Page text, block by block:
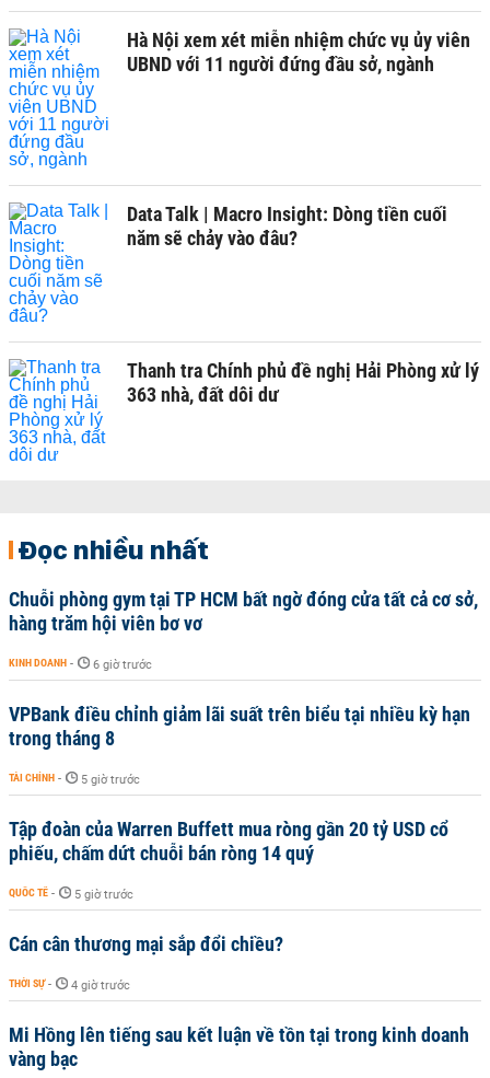
Hà Nội xem xét miễn nhiệm chức vụ ủy viên
UBND với 11 người đứng đầu sở, ngành
Data Talk | Macro Insight: Dòng tiền cuối
năm sẽ chảy vào đâu?
Thanh tra Chính phủ đề nghị Hải Phòng xử lý
363 nhà, đất dôi dư
Đọc nhiều nhất
Chuỗi phòng gym tại TP HCM bất ngờ đóng cửa tất cả cơ sở,
hàng trăm hội viên bơ vơ
KINH DOANH - 6 giờ trước
VPBank điều chỉnh giảm lãi suất trên biểu tại nhiều kỳ hạn
trong tháng 8
TÀI CHÍNH - 5 giờ trước
Tập đoàn của Warren Buffett mua ròng gần 20 tỷ USD cổ
phiếu, chấm dứt chuỗi bán ròng 14 quý
QUỐC TẾ - 5 giờ trước
Cán cân thương mại sắp đổi chiều?
THỜI SỰ - 4 giờ trước
Mi Hồng lên tiếng sau kết luận về tồn tại trong kinh doanh
vàng bạc